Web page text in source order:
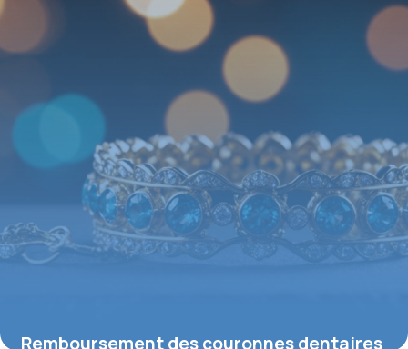
Remboursement des couronnes dentaires